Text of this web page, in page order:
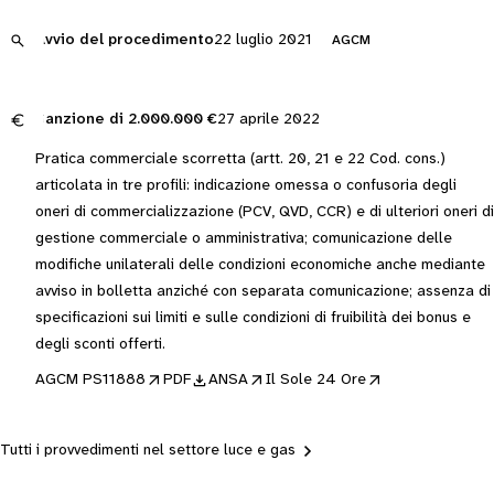
Avvio del procedimento22 luglio 2021 AGCM
Sanzione di 2.000.000 €27 aprile 2022
Pratica commerciale scorretta (artt. 20, 21 e 22 Cod. cons.)
articolata in tre profili: indicazione omessa o confusoria degli
oneri di commercializzazione (PCV, QVD, CCR) e di ulteriori oneri di
gestione commerciale o amministrativa; comunicazione delle
modifiche unilaterali delle condizioni economiche anche mediante
avviso in bolletta anziché con separata comunicazione; assenza di
specificazioni sui limiti e sulle condizioni di fruibilità dei bonus e
degli sconti offerti.
AGCM PS11888 PDF ANSA Il Sole 24 Ore
Tutti i provvedimenti nel settore luce e gas